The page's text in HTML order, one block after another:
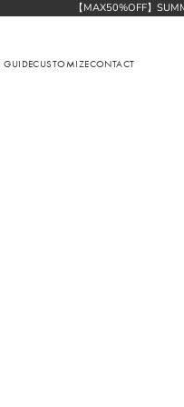
【MAX50%OFF】
GUIDECUSTOMIZECONTACT